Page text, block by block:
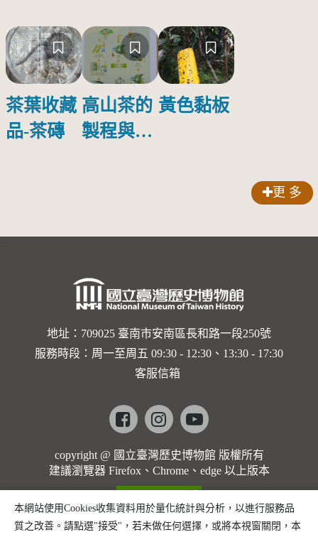
茶葉收藏
品-茶磚
高山茶的
製程與品
黃色黏板
更 多
地址：709025 臺南市安南區長和路一段250號
服務時段：周一至周五 09:30 - 12:30、13:30 - 17:30
客服信箱
Facebookinstagramyoutube
copyright @ 國立臺灣歷史博物館 版權所有
建議瀏覽器 Firefox、Chrome、edge 以上版本
本網站使用Cookies收集資料用於量化統計與分析，以進行服務品
質之改善。請點選"接受"，若未做任何選擇，或將本視窗關閉，本